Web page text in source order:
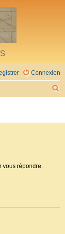
Connexion
vous répondre.